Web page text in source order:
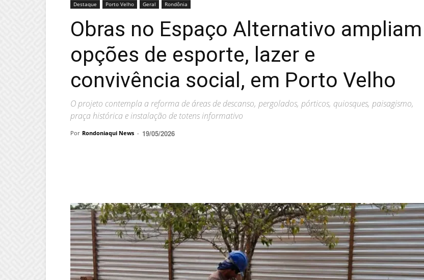
Destaque Porto Velho Geral Rondônia
Obras no Espaço Alternativo ampliam
opções de esporte, lazer e
convivência social, em Porto Velho
O projeto contempla a reforma de áreas de descanso, pergolados, pórticos, quiosques, paisagismo,
praça histórica e instalação de totens informativo
Por Rondoniaqui News - 19/05/2026